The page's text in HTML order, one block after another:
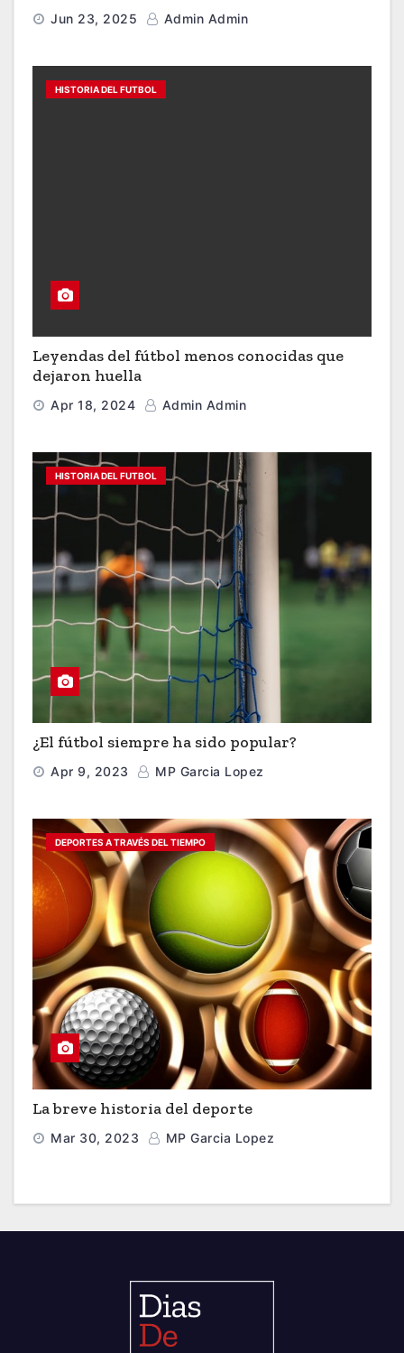
Jun 23, 2025 Admin Admin
HISTORIA DEL FUTBOL
Leyendas del fútbol menos conocidas que
dejaron huella
Apr 18, 2024 Admin Admin
HISTORIA DEL FUTBOL
¿El fútbol siempre ha sido popular?
Apr 9, 2023 MP Garcia Lopez
DEPORTES A TRAVÉS DEL TIEMPO
La breve historia del deporte
Mar 30, 2023 MP Garcia Lopez